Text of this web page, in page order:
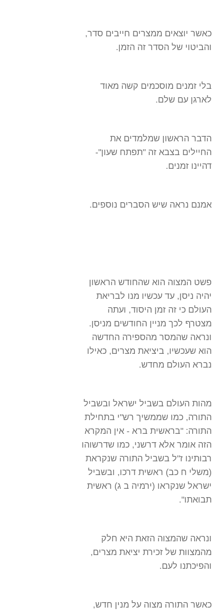
כאשר יוצאים ממצרים חייבים סדר,
והביטוי של הסדר זה הזמן.
בלי זמנים מוסכמים קשה מאוד
לארגן עם שלם.
הדבר הראשון שמלמדים את
החיילים בצבא זה "תפתח שעון"-
דהיינו זמנים.
אמנם נראה שיש הסברים נוספים.
פשט המצוה הוא שהחודש הראשון
יהיה ניסן, עד עכשיו מנו לבריאת
העולם כי זה זמן היסוד, ועתה
מצטרף לכך מניין החודשים מניסן.
ונראה שהמסר מהספירה החדשה
הוא שעכשיו, ביציאת מצרים, כאילו
נברא העולם מחדש.
מהות העולם בשביל ישראל ובשביל
התורה, כמו שממשיך רש"י בתחילת
התורה: "בראשית ברא - אין המקרא
הזה אומר אלא דרשני, כמו שדרשוהו
רבותינו ז"ל בשביל התורה שנקראת
(משלי ח כב) ראשית דרכו, ובשביל
ישראל שנקראו (ירמיה ב ג) ראשית
תבואתו".
ונראה שהמצוה הזאת היא חלק
מהמצוות של זכירת יציאת מצרים,
והפיכתנו לעם.
כאשר התורה מצוה על מנין חדש,